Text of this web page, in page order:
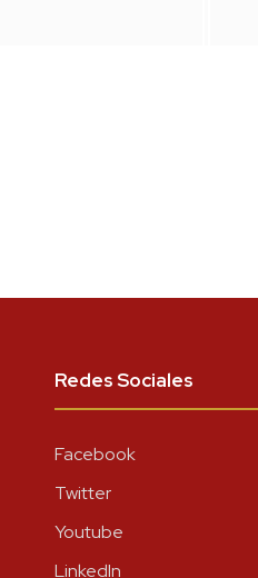
Redes Sociales
Facebook
Twitter
Youtube
LinkedIn